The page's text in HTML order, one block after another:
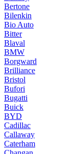
Bertone
Bilenkin
Bio Auto
Bitter
Blaval
BMW
Borgward
Brilliance
Bristol
Bufori
Bugatti
Buick
BYD
Cadillac
Callaway
Caterham